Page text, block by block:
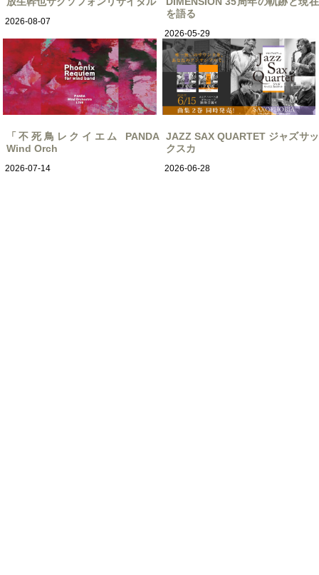
2026-08-07
を語る
2026-05-29
「不死鳥レクイエム PANDA
Wind Orch
2026-07-14
JAZZ SAX QUARTET ジャズサッ
クスカ
2026-06-28